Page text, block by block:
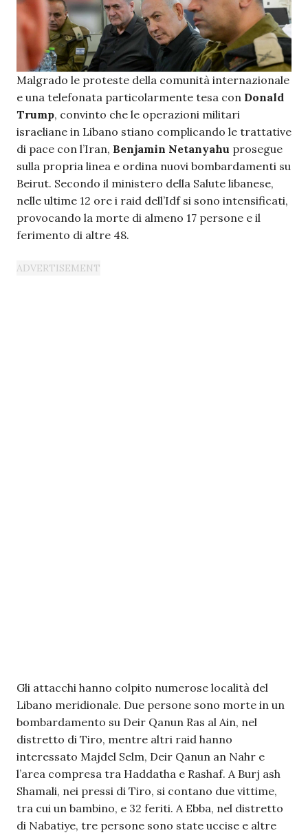
Malgrado le proteste della comunità internazionale
e una telefonata particolarmente tesa con Donald
Trump, convinto che le operazioni militari
israeliane in Libano stiano complicando le trattative
di pace con l’Iran, Benjamin Netanyahu prosegue
sulla propria linea e ordina nuovi bombardamenti su
Beirut. Secondo il ministero della Salute libanese,
nelle ultime 12 ore i raid dell’Idf si sono intensificati,
provocando la morte di almeno 17 persone e il
ferimento di altre 48.
Gli attacchi hanno colpito numerose località del
Libano meridionale. Due persone sono morte in un
bombardamento su Deir Qanun Ras al Ain, nel
distretto di Tiro, mentre altri raid hanno
interessato Majdel Selm, Deir Qanun an Nahr e
l’area compresa tra Haddatha e Rashaf. A Burj ash
Shamali, nei pressi di Tiro, si contano due vittime,
tra cui un bambino, e 32 feriti. A Ebba, nel distretto
di Nabatiye, tre persone sono state uccise e altre